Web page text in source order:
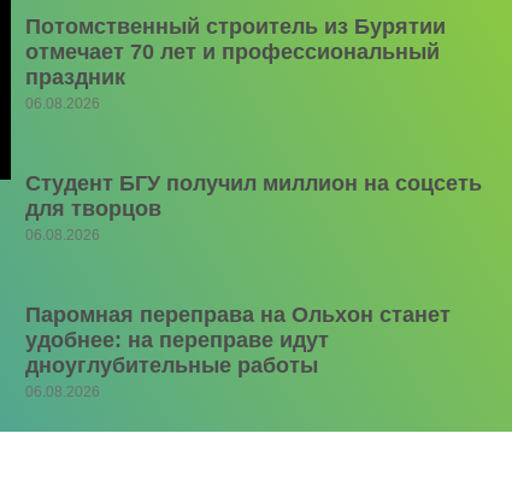
Потомственный строитель из Бурятии
отмечает 70 лет и профессиональный
праздник
06.08.2026
Студент БГУ получил миллион на соцсеть
для творцов
06.08.2026
Паромная переправа на Ольхон станет
удобнее: на переправе идут
дноуглубительные работы
06.08.2026